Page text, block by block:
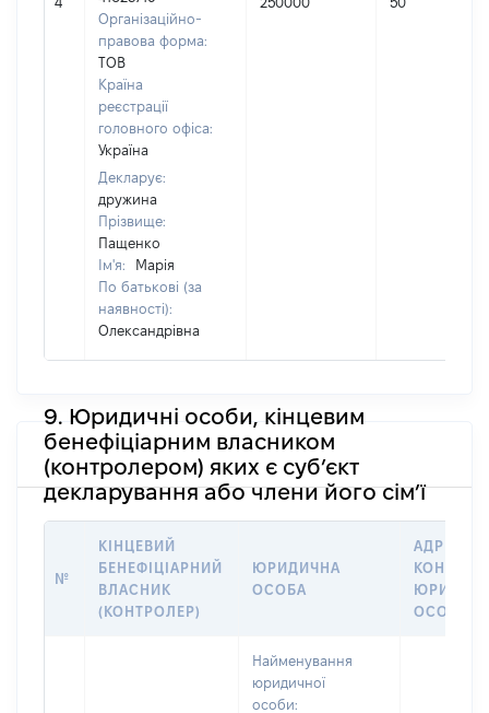
Організаційно-
правова форма:
ТОВ
Країна
реєстрації
головного офіса:
Україна
Декларує:
дружина
Прізвище:
Пащенко
Ім'я:
Марія
По батькові (за
наявності):
Олександрівна
9. Юридичні особи, кінцевим
бенефіціарним власником
(контролером) яких є суб’єкт
декларування або члени його сім’ї
№
КІНЦЕВИЙ
БЕНЕФІЦІАРНИЙ
ВЛАСНИК
(КОНТРОЛЕР)
ЮРИДИЧНА
ОСОБА
АДРЕСА
ОСОБИ
Найменування
юридичної
особи: